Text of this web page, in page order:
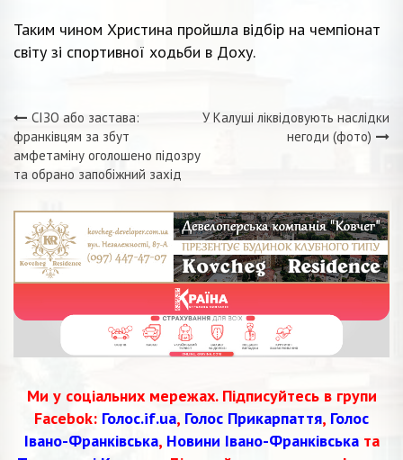
Таким чином Христина пройшла відбір на чемпіонат
світу зі спортивної ходьби в Доху.
Навігація
записів
СІЗО або застава:
франківцям за збут
амфетаміну оголошено підозру
та обрано запобіжний захід
У Калуші ліквідовують наслідки
негоди (фото)
Ми у соціальних мережах. Підписуйтесь в групи
Facebok: Голос.if.ua, Голос Прикарпаття, Голос
Івано-Франківська, Новини Івано-Франківськата